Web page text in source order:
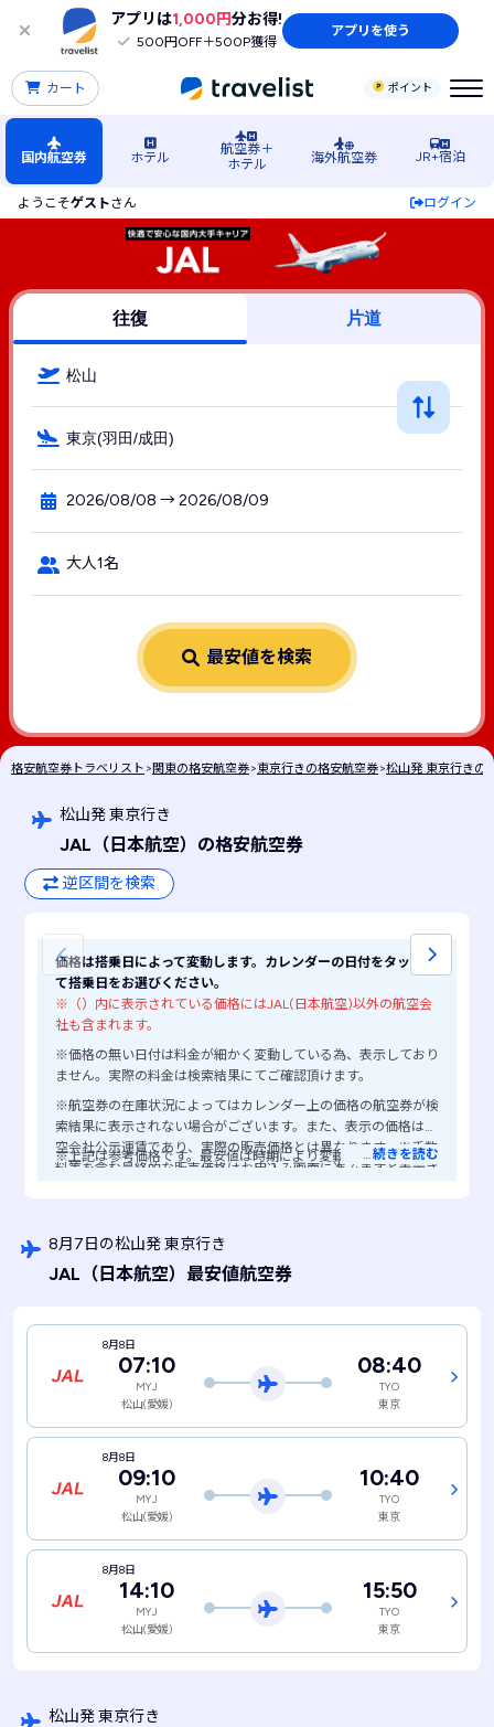
アプリは1,000円分お得!
500円OFF＋500P獲得
アプリを使う
ポイント
カート
国内航空券 ホテル
航空券＋
ホテル
海外航空券 JR+宿泊
ようこそゲストさん ログイン
松山（愛媛）空港発→東京行きJAL（JAL(日本航空)）の格安
往復 片道
松山
東京(羽田/成田)
2026/08/08 → 2026/08/09
大人1名
最安値を検索
格安航空券トラベリスト > 関東の格安航空券>東京行きの格安航空券>松山発 東京行きの
松山発 東京行き
JAL （日本航空） の格安航空券
逆区間を検索
価格は搭乗日によって変動します。カレンダーの日付をタップし
て搭乗日をお選びください。
※（）内に表示されている価格にはJAL(日本航空)以外の航空会
社も含まれます。
※価格の無い日付は料金が細かく変動している為、表示しており
ません。実際の料金は検索結果にてご確認頂けます。
※航空券の在庫状況によってはカレンダー上の価格の航空券が検
索結果に表示されない場合がございます。また、表示の価格は航
空会社公示運賃であり、実際の販売価格とは異なります。※手数
料等を含む最終的な販売価格はお申込み画面に進みますと表示さ
※上記は参考価格です。最安値は時期により変動します。
…続きを読む
8月7日の松山発 東京行き
JAL （日本航空） 最安値航空券
8月8日
07:10
MYJ
松山(愛媛)
08:40
TYO
東京
8月8日
09:10
MYJ
松山(愛媛)
10:40
TYO
東京
8月8日
14:10
MYJ
松山(愛媛)
15:50
TYO
東京
松山発 東京行き